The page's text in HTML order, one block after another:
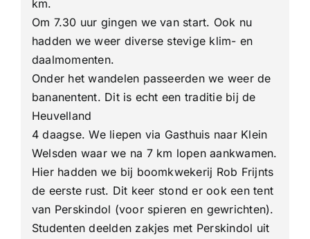
km.
Om 7.30 uur gingen we van start. Ook nu
hadden we weer diverse stevige klim- en
daalmomenten.
Onder het wandelen passeerden we weer de
bananentent. Dit is echt een traditie bij de
Heuvelland
4 daagse. We liepen via Gasthuis naar Klein
Welsden waar we na 7 km lopen aankwamen.
Hier hadden we bij boomkwekerij Rob Frijnts
de eerste rust. Dit keer stond er ook een tent
van Perskindol (voor spieren en gewrichten).
Studenten deelden zakjes met Perskindol uit